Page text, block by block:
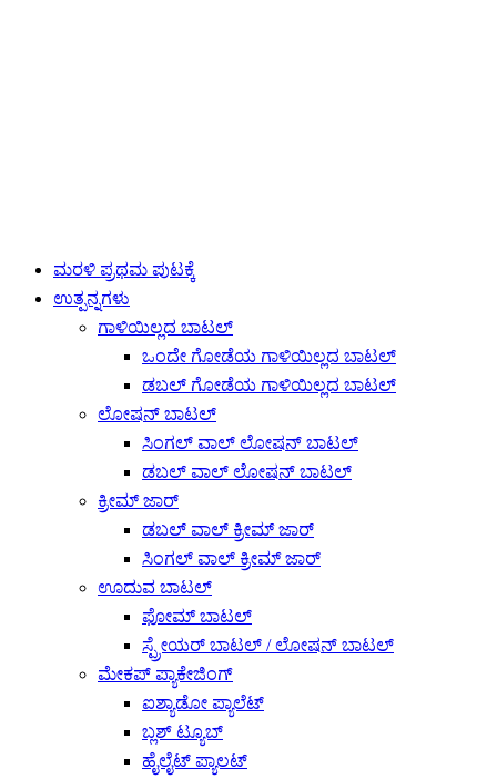
ಮರಳಿ ಪ್ರಥಮ ಪುಟಕ್ಕೆ
ಉತ್ಪನ್ನಗಳು
ಗಾಳಿಯಿಲ್ಲದ ಬಾಟಲ್
ಒಂದೇ ಗೋಡೆಯ ಗಾಳಿಯಿಲ್ಲದ ಬಾಟಲ್
ಡಬಲ್ ಗೋಡೆಯ ಗಾಳಿಯಿಲ್ಲದ ಬಾಟಲ್
ಲೋಷನ್ ಬಾಟಲ್
ಸಿಂಗಲ್ ವಾಲ್ ಲೋಷನ್ ಬಾಟಲ್
ಡಬಲ್ ವಾಲ್ ಲೋಷನ್ ಬಾಟಲ್
ಕ್ರೀಮ್ ಜಾರ್
ಡಬಲ್ ವಾಲ್ ಕ್ರೀಮ್ ಜಾರ್
ಸಿಂಗಲ್ ವಾಲ್ ಕ್ರೀಮ್ ಜಾರ್
ಊದುವ ಬಾಟಲ್
ಫೋಮ್ ಬಾಟಲ್
ಸ್ಪ್ರೇಯರ್ ಬಾಟಲ್ / ಲೋಷನ್ ಬಾಟಲ್
ಮೇಕಪ್ ಪ್ಯಾಕೇಜಿಂಗ್
ಐಶ್ಯಾಡೋ ಪ್ಯಾಲೆಟ್
ಬ್ಲಶ್ ಟ್ಯೂಬ್
ಹೈಲೈಟ್ ಪ್ಯಾಲಟ್